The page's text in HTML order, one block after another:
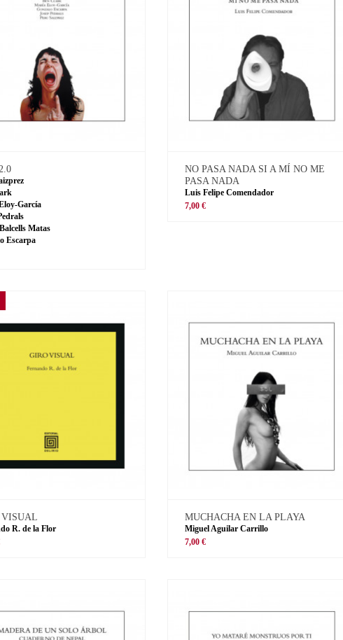
García
Matas
Escarpa
NO PASA NADA SI A MÍ NO ME
PASA NADA
Luis Felipe Comendador
7,00 €
VISUAL
R. de la Flor
MUCHACHA EN LA PLAYA
Miguel Aguilar Carrillo
7,00 €